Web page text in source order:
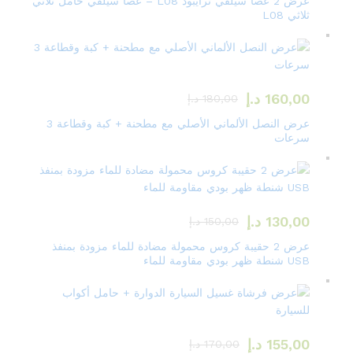
ثلاثي L08
160,00 د.إ 180,00 د.إ
عرض النصل الألماني الأصلي مع مطحنة + كبة وقطاعة 3
سرعات
130,00 د.إ 150,00 د.إ
عرض 2 حقيبة كروس محمولة مضادة للماء مزودة بمنفذ
USB شنطة ظهر بودي مقاومة للماء
155,00 د.إ 170,00 د.إ